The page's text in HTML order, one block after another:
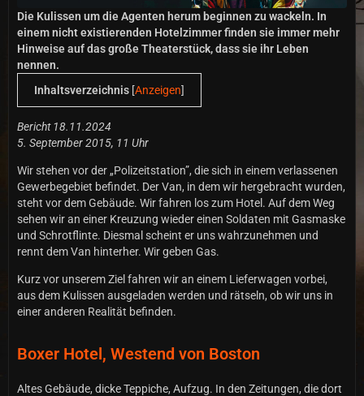
Die Kulissen um die Agenten herum beginnen zu wackeln. In
einem nicht existierenden Hotelzimmer finden sie immer mehr
Hinweise auf das große Theaterstück, dass sie ihr Leben
nennen.
Inhaltsverzeichnis [Anzeigen]
Bericht 18.11.2024
5. September 2015, 11 Uhr
Wir stehen vor der „Polizeitstation”, die sich in einem verlassenen
Gewerbegebiet befindet. Der Van, in dem wir hergebracht wurden,
steht vor dem Gebäude. Wir fahren los zum Hotel. Auf dem Weg
sehen wir an einer Kreuzung wieder einen Soldaten mit Gasmaske
und Schrotflinte. Diesmal scheint er uns wahrzunehmen und
rennt dem Van hinterher. Wir geben Gas.
Kurz vor unserem Ziel fahren wir an einem Lieferwagen vorbei,
aus dem Kulissen ausgeladen werden und rätseln, ob wir uns in
einer anderen Realität befinden.
Boxer Hotel, Westend von Boston
Altes Gebäude, dicke Teppiche, Aufzug. In den Zeitungen, die dort